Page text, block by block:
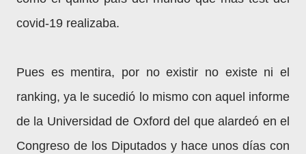
covid-19 realizaba.
Pues es mentira, por no existir no existe ni el
ranking, ya le sucedió lo mismo con aquel informe
de la Universidad de Oxford del que alardeó en el
Congreso de los Diputados y hace unos días con